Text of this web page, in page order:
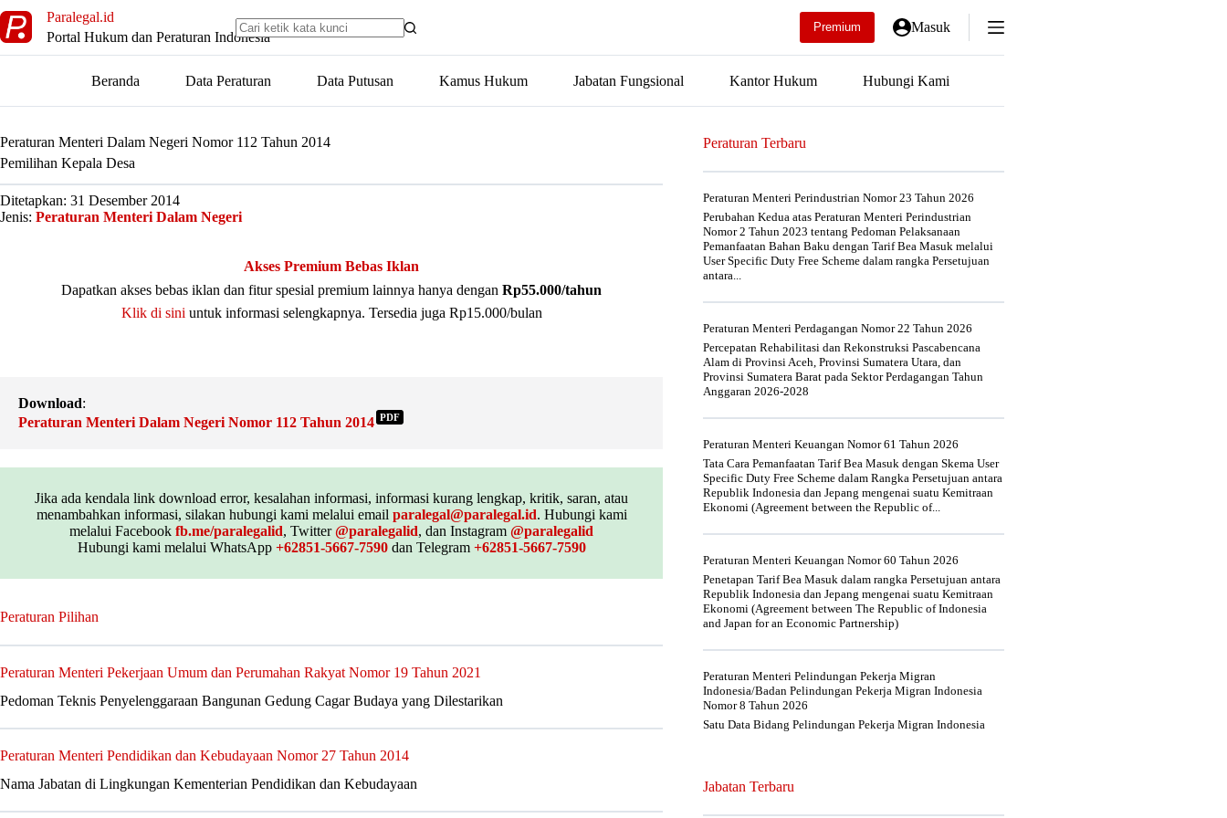
to
content
Paralegal.id
Portal Hukum dan Peraturan Indonesia
Premium Masuk
Beranda Data Peraturan Data Putusan Kamus Hukum Jabatan Fungsional Kantor Hukum Hubungi Kami
Peraturan Menteri Dalam Negeri Nomor 112 Tahun 2014
Pemilihan Kepala Desa
Ditetapkan: 31 Desember 2014
Jenis: Peraturan Menteri Dalam Negeri
Akses Premium Bebas Iklan
Dapatkan akses bebas iklan dan fitur spesial premium lainnya hanya dengan Rp55.000/tahun
Klik di sini untuk informasi selengkapnya. Tersedia juga Rp15.000/bulan
Download:
Peraturan Menteri Dalam Negeri Nomor 112 Tahun 2014 PDF
Jika ada kendala link download error, kesalahan informasi, informasi kurang lengkap, kritik, saran, atau
menambahkan informasi, silakan hubungi kami melalui email paralegal@paralegal.id. Hubungi kami
melalui Facebook fb.me/paralegalid, Twitter@paralegalid, dan Instagram @paralegalid
Hubungi kami melalui WhatsApp +62851-5667-7590dan Telegram +62851-5667-7590
Peraturan Pilihan
Peraturan Menteri Pekerjaan Umum dan Perumahan Rakyat Nomor 19 Tahun 2021
Pedoman Teknis Penyelenggaraan Bangunan Gedung Cagar Budaya yang Dilestarikan
Peraturan Menteri Pendidikan dan Kebudayaan Nomor 27 Tahun 2014
Nama Jabatan di Lingkungan Kementerian Pendidikan dan Kebudayaan
Peraturan Terbaru
Peraturan Menteri Perindustrian Nomor 23 Tahun 2026
Perubahan Kedua atas Peraturan Menteri Perindustrian
Nomor 2 Tahun 2023 tentang Pedoman Pelaksanaan
Pemanfaatan Bahan Baku dengan Tarif Bea Masuk melalui
User Specific Duty Free Scheme dalam rangka Persetujuan
antara...
Peraturan Menteri Perdagangan Nomor 22 Tahun 2026
Percepatan Rehabilitasi dan Rekonstruksi Pascabencana
Alam di Provinsi Aceh, Provinsi Sumatera Utara, dan
Provinsi Sumatera Barat pada Sektor Perdagangan Tahun
Anggaran 2026-2028
Peraturan Menteri Keuangan Nomor 61 Tahun 2026
Tata Cara Pemanfaatan Tarif Bea Masuk dengan Skema User
Specific Duty Free Scheme dalam Rangka Persetujuan antara
Republik Indonesia dan Jepang mengenai suatu Kemitraan
Ekonomi (Agreement between the Republic of...
Peraturan Menteri Keuangan Nomor 60 Tahun 2026
Penetapan Tarif Bea Masuk dalam rangka Persetujuan antara
Republik Indonesia dan Jepang mengenai suatu Kemitraan
Ekonomi (Agreement between The Republic of Indonesia
and Japan for an Economic Partnership)
Peraturan Menteri Pelindungan Pekerja Migran
Indonesia/Badan Pelindungan Pekerja Migran Indonesia
Nomor 8 Tahun 2026
Satu Data Bidang Pelindungan Pekerja Migran Indonesia
Jabatan Terbaru